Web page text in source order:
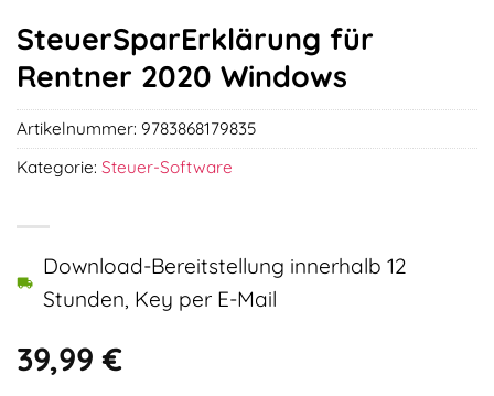
SteuerSparErklärung für
Rentner 2020 Windows
39,99€
Download-Bereitstellung innerhalb 12
Stunden, Key per E-Mail
Artikelnummer: 9783868179835
Kategorie: Steuer-Software